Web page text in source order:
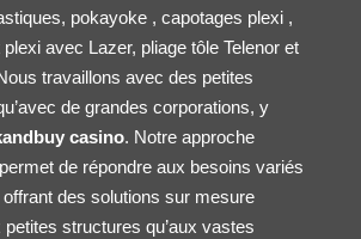
pokayoke , capotages plexi ,
plexi avec Lazer, pliage tôleTelenor et
travaillons avec des petites
de grandes corporations, y
casino. Notre approche
de répondre aux besoins variés
des solutions sur mesure
structures qu’aux vastes